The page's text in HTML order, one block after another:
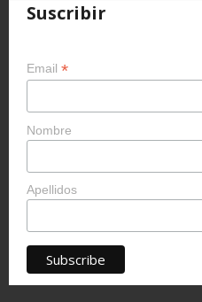
Suscribir
Email *
Nombre
Apellidos